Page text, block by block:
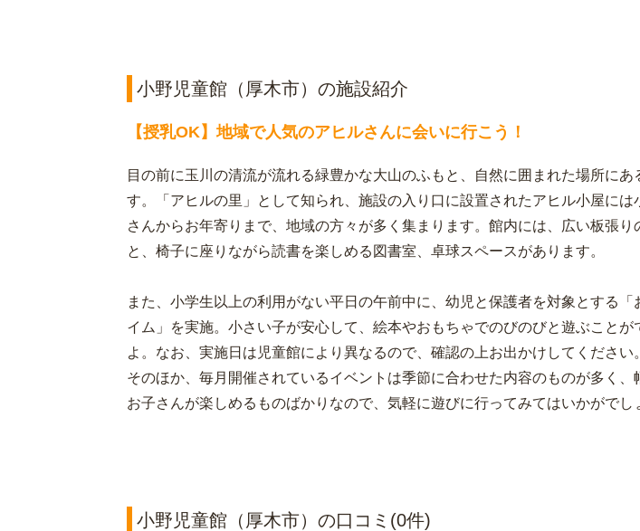
小野児童館（厚木市）の施設紹介
【授乳OK】地域で人気のアヒルさんに会いに行こう！
目の前に玉川の清流が流れる緑豊かな大山のふもと、自然に囲まれた場所にあ
す。「アヒルの里」として知られ、施設の入り口に設置されたアヒル小屋には
さんからお年寄りまで、地域の方々が多く集まります。館内には、広い板張り
と、椅子に座りながら読書を楽しめる図書室、卓球スペースがあります。
また、小学生以上の利用がない平日の午前中に、幼児と保護者を対象とする「
イム」を実施。小さい子が安心して、絵本やおもちゃでのびのびと遊ぶことが
よ。なお、実施日は児童館により異なるので、確認の上お出かけしてください。
そのほか、毎月開催されているイベントは季節に合わせた内容のものが多く、
お子さんが楽しめるものばかりなので、気軽に遊びに行ってみてはいかがでし
小野児童館（厚木市）の口コミ(0件)